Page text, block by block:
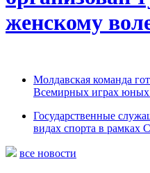
женскому
Молдавская команда
Всемирных играх юных
Государственные
видах спорта в рамках
все новости